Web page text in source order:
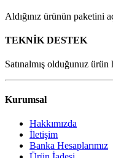
Aldığınız ürünün paketini
TEKNİK DESTEK
Satınalmış olduğunuz
Kurumsal
Hakkımızda
İletişim
Banka Hesaplarımız